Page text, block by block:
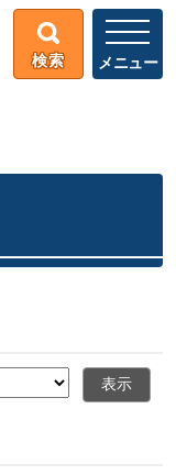
検索 メニュー
表示